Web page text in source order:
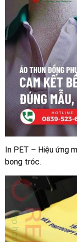
In PET – Hiệu ứng
bong tróc.